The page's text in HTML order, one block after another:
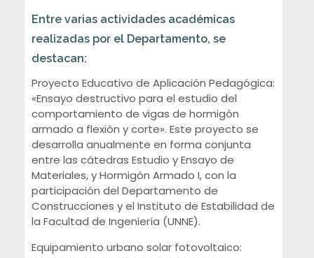
Entre varias actividades académicas
realizadas por el Departamento, se
destacan:
Proyecto Educativo de Aplicación Pedagógica:
«Ensayo destructivo para el estudio del
comportamiento de vigas de hormigón
armado a flexión y corte». Este proyecto se
desarrolla anualmente en forma conjunta
entre las cátedras Estudio y Ensayo de
Materiales, y Hormigón Armado I, con la
participación del Departamento de
Construcciones y el Instituto de Estabilidad de
la Facultad de Ingeniería (UNNE).
Equipamiento urbano solar fotovoltaico: